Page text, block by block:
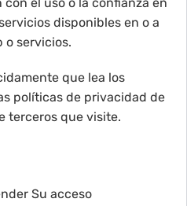
disponibles en o a
o servicios.
que lea los
políticas de privacidad de
terceros que visite.
Su acceso